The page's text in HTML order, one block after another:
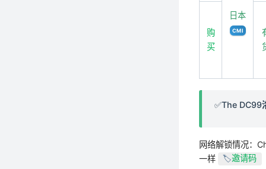
日本
CMI
购
买
✅The DC99
网络解锁情况：
一样
🏷️邀请码